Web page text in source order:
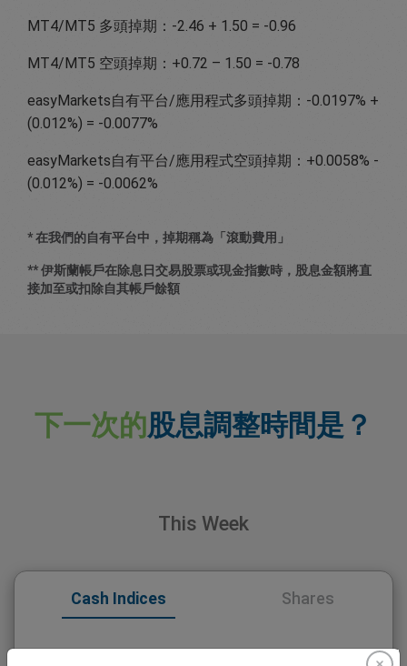
MT4/MT5 多頭掉期：-2.46 + 1.50 = -0.96
MT4/MT5 空頭掉期：+0.72 – 1.50 = -0.78
easyMarkets自有平台/應用程式多頭掉期：-0.0197% +
(0.012%) = -0.0077%
easyMarkets自有平台/應用程式空頭掉期：+0.0058% -
(0.012%) = -0.0062%
* 在我們的自有平台中，掉期稱為「滾動費用」
** 伊斯蘭帳戶在除息日交易股票或現金指數時，股息金額將直
接加至或扣除自其帳戶餘額
下一次的股息調整時間是？
This Week
Cash Indices Shares